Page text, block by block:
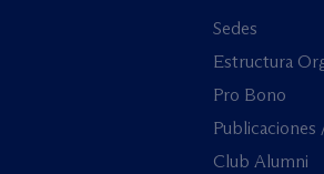
Sedes
Estructura
Pro Bono
Publicaciones
Club Alumni